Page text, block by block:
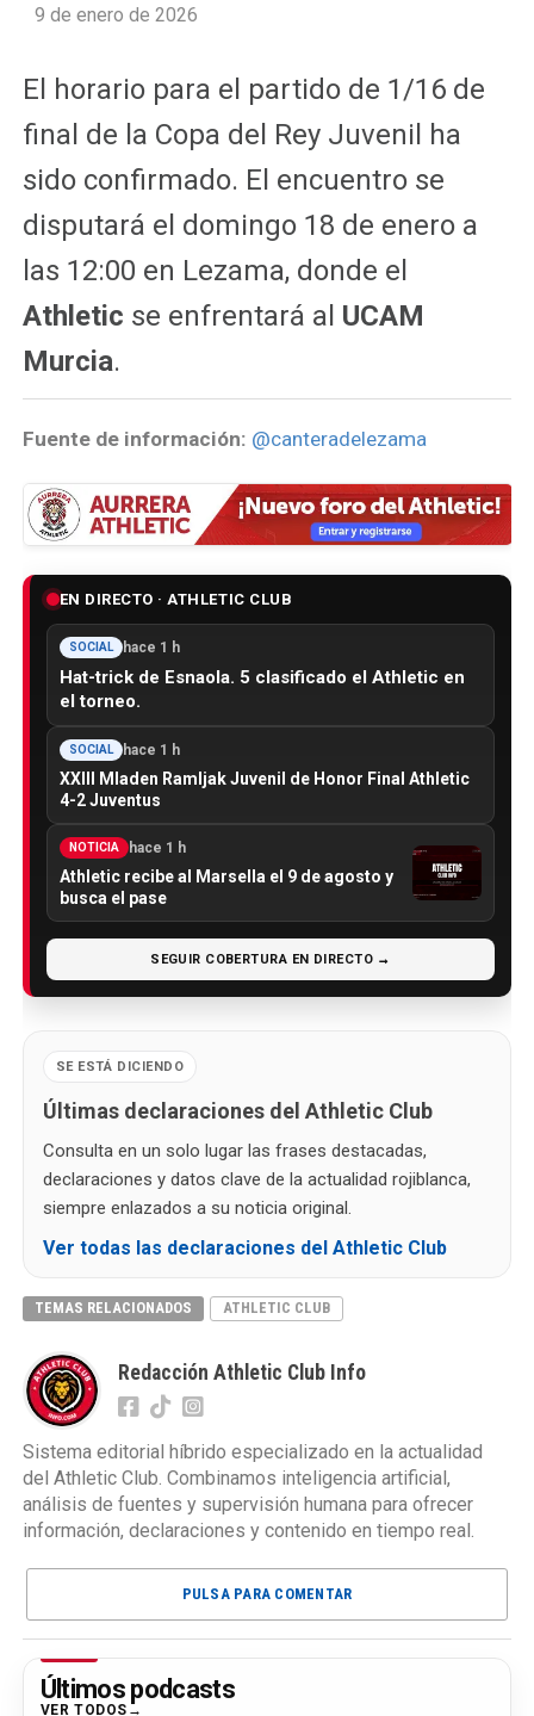
9 de enero de 2026
El horario para el partido de 1/16 de
final de la Copa del Rey Juvenil ha
sido confirmado. El encuentro se
disputará el domingo 18 de enero a
las 12:00 en Lezama, donde el
Athletic se enfrentará al UCAM
Murcia.
Fuente de información: @canteradelezama
EN DIRECTO · ATHLETIC CLUB
SOCIAL hace 1 h
Hat-trick de Esnaola. 5 clasificado el Athletic en
el torneo.
SOCIAL hace 1 h
XXIII Mladen Ramljak Juvenil de Honor Final Athletic
4-2 Juventus
NOTICIA hace 1 h
Athletic recibe al Marsella el 9 de agosto y
busca el pase
SEGUIR COBERTURA EN DIRECTO →
SE ESTÁ DICIENDO
Últimas declaraciones del Athletic Club
Consulta en un solo lugar las frases destacadas,
declaraciones y datos clave de la actualidad rojiblanca,
siempre enlazados a su noticia original.
Ver todas las declaraciones del Athletic Club
TEMAS RELACIONADOS ATHLETIC CLUB
Redacción Athletic Club Info
Sistema editorial híbrido especializado en la actualidad
del Athletic Club. Combinamos inteligencia artificial,
análisis de fuentes y supervisión humana para ofrecer
información, declaraciones y contenido en tiempo real.
PULSA PARA COMENTAR
Últimos podcasts
VER TODOS